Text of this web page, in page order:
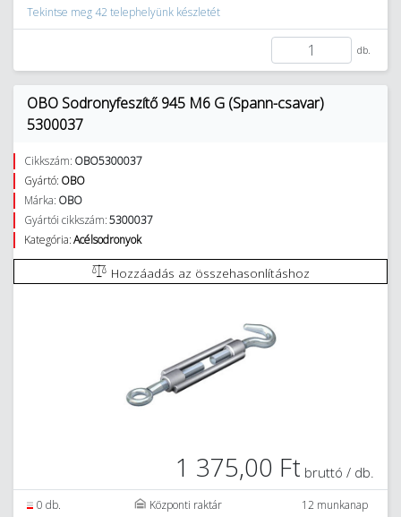
Tekintse meg 42 telephelyünk készletét
db.
OBO Sodronyfeszítő 945 M6 G (Spann-csavar)
5300037
Cikkszám: OBO5300037
Gyártó: OBO
Márka: OBO
Gyártói cikkszám:5300037
Kategória:Acélsodronyok
Hozzáadás az összehasonlításhoz
1 375,00 Ft bruttó / db.
0 db. Központi raktár
12 munkanap